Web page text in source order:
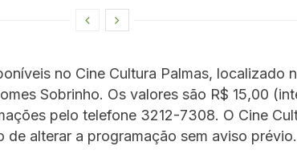
no Cine Cultura Palmas, localizado
Sobrinho. Os valores são R$ 15,00
pelo telefone 3212-7308. O Cine
de alterar a programação sem aviso prévio.